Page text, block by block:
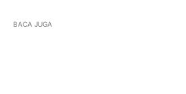
BACA JUGA